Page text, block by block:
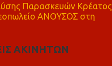
Παρασκευών Κρέατος
ΑΝΟΥΣΟΣ στη
ΑΚΙΝΗΤΩΝ